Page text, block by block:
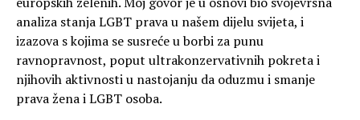
analiza stanja LGBT prava u našem dijelu svijeta, i
izazova s kojima se susreće u borbi za punu
ravnopravnost, poput ultrakonzervativnih pokreta i
njihovih aktivnosti u nastojanju da oduzmu i smanje
prava žena i LGBT osoba.